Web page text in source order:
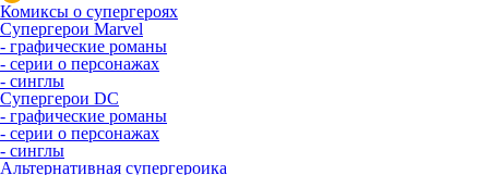
Комиксы о супергероях
Супергерои Marvel
- графические романы
- серии о персонажах
- синглы
Супергерои DC
- графические романы
- серии о персонажах
- синглы
Альтернативная супергероика